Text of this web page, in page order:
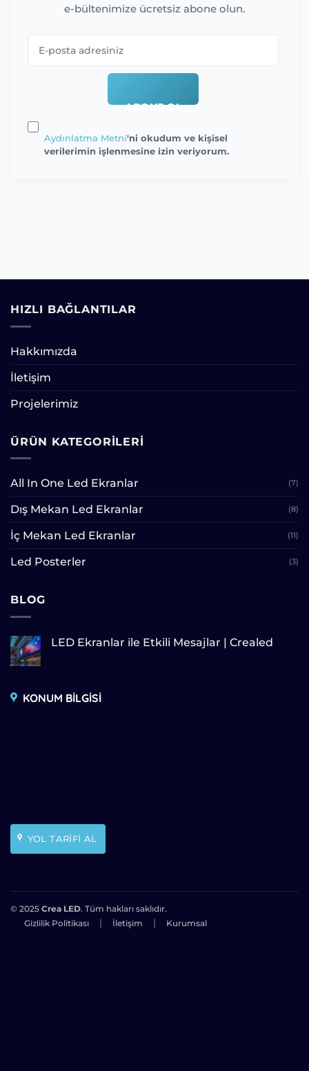
e-bültenimize ücretsiz abone olun.
ABONE OL
Aydınlatma Metni'ni okudum ve kişisel
verilerimin işlenmesine izin veriyorum.
HIZLI BAĞLANTILAR
Hakkımızda
İletişim
Projelerimiz
ÜRÜN KATEGORILERI
All In One Led Ekranlar (7)
Dış Mekan Led Ekranlar (8)
İç Mekan Led Ekranlar (11)
Led Posterler (3)
BLOG
LED Ekranlar ile Etkili Mesajlar | Crealed
KONUM BİLGİSİ
YOL TARİFİ AL
© 2025 Crea LED. Tüm hakları saklıdır.
Gizlilik Politikası
| İletişim | Kurumsal